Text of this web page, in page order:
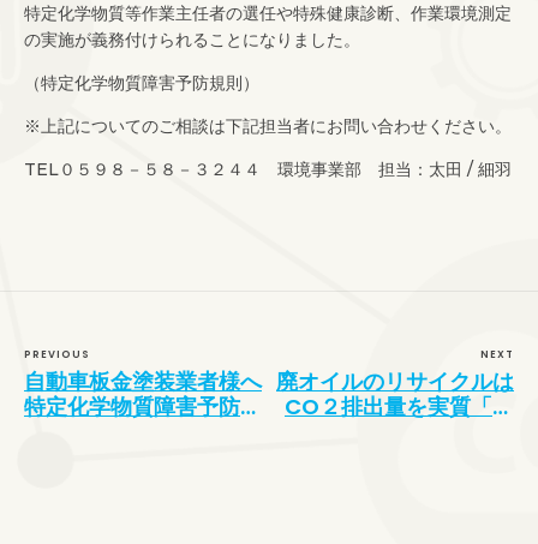
特定化学物質等作業主任者の選任や特殊健康診断、作業環境測定
の実施が義務付けられることになりました。
（特定化学物質障害予防規則）
※上記についてのご相談は下記担当者にお問い合わせください。
TEL０５９８－５８－３２４４ 環境事業部 担当：太田 / 細羽
PREVIOUS
自動車板金塗装業者様へ
特定化学物質障害予防規
NEXT
廃オイルのリサイクルは
CO２排出量を実質「ゼ